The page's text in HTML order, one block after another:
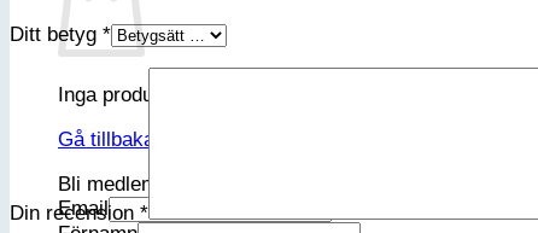
Inga produkter i varukorgen.
Gå tillbaka till butiken
Bli medlem i vår VIP-klubb
Email
Ditt betyg *
Din recension *